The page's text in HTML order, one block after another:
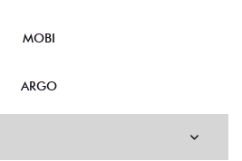
MOBI
ARGO